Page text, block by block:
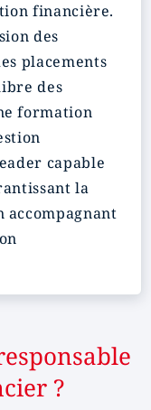
financière.
des
placements
des
formation
capable
la
accompagnant
?